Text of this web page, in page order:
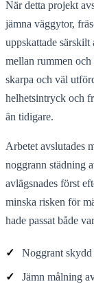
När detta projekt
jämna väggytor,
uppskattade särskilt
mellan rummen
skarpa och väl
helhetsintryck och
än tidigare.
Arbetet avslutades
noggrann städning
avlägsnades först
minska risken för
hade passat både
✓ Noggrant
✓ Jämn målning